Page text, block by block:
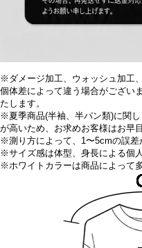
※ダメージ加工、ウォッシュ加工
個体差によって違う場合がござい
たします。
※ 夏季商品(半袖、半パン類)に関
が高いため、お求めお客様はお早
※測り方によって、1〜5cmの誤差
※サイズ感は体型、身長による個
※ホワイトカラーは商品によって